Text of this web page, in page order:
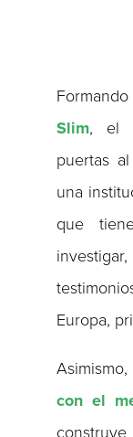
Slim, el
puertas
una
que
Europa,
con el